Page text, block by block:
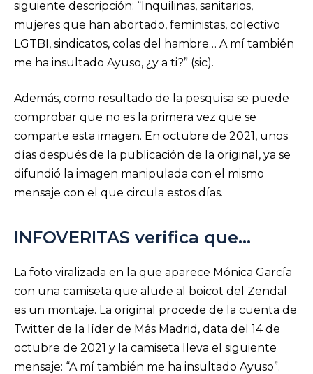
siguiente descripción: “Inquilinas, sanitarios,
mujeres que han abortado, feministas, colectivo
LGTBI, sindicatos, colas del hambre… A mí también
me ha insultado Ayuso, ¿y a ti?” (sic).
Además, como resultado de la pesquisa se puede
comprobar que no es la primera vez que se
comparte esta imagen. En octubre de 2021, unos
días después de la publicación de la original, ya se
difundió la imagen manipulada con el mismo
mensaje con el que circula estos días.
INFOVERITAS verifica que…
La foto viralizada en la que aparece Mónica García
con una camiseta que alude al boicot del Zendal
es un montaje. La original procede de la cuenta de
Twitter de la líder de Más Madrid, data del 14 de
octubre de 2021 y la camiseta lleva el siguiente
mensaje: “A mí también me ha insultado Ayuso”.